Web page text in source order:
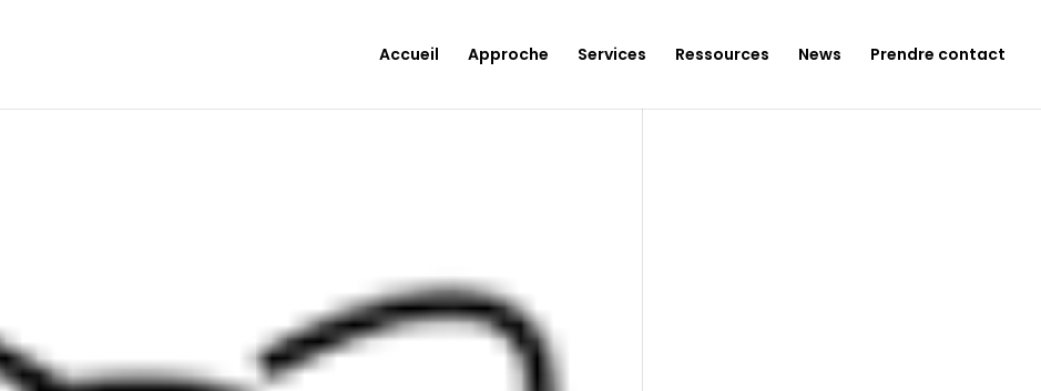
Accueil Approche Services Ressources News Prendre contact